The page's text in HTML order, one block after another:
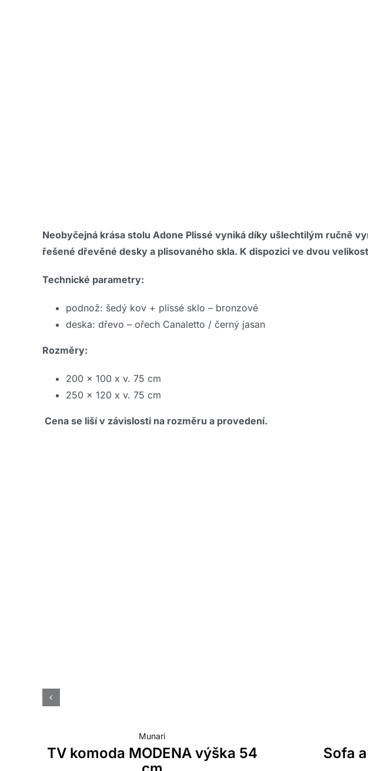
Neobyčejná krása stolu Adone Plissé vyniká díky ušlechtilým ručně
řešené dřevěné desky a plisovaného skla. K dispozici ve dvou
Technické parametry:
podnož: šedý kov + plissé sklo – bronzové
deska: dřevo – ořech Canaletto / černý jasan
Rozměry:
200 x 100 x v. 75 cm
250 x 120 x v. 75 cm
Cena se liší v závislosti na rozměru a provedení.
Munari
TV komoda MODENA výška 54
Sofa